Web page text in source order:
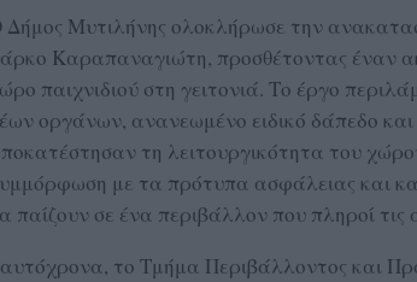
Δήμος Μυτιλήνης ολοκλήρωσε την
Καραπαναγιώτη, προσθέτοντας έναν
παιχνιδιού στη γειτονιά. Το έργο
οργάνων, ανανεωμένο ειδικό δάπεδο και
τη λειτουργικότητα του
με τα πρότυπα ασφάλειας και
παίζουν σε ένα περιβάλλον που πληροί
το Τμήμα Περιβάλλοντος και